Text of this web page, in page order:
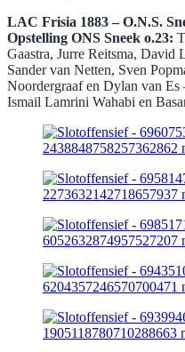
LAC Frisia 1883 – O.N.S.
Opstelling ONS Sneek o.23:
Gaastra, Jurre Reitsma, David
Sander van Netten, Sven
Noordergraaf en Dylan van Es
Ismail Lamrini Wahabi en